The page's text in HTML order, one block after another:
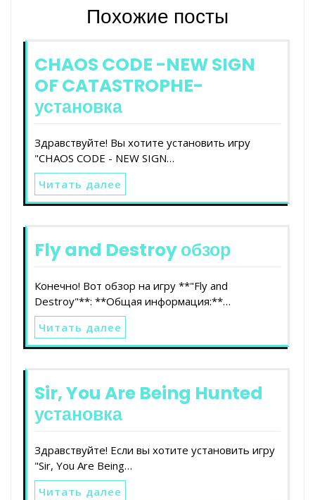
Похожие посты
CHAOS CODE -NEW SIGN
OF CATASTROPHE-
установка
Здравствуйте! Вы хотите установить игру
"CHAOS CODE - NEW SIGN…
Читать далее
Fly and Destroy обзор
Конечно! Вот обзор на игру **"Fly and
Destroy"**: **Общая информация:**…
Читать далее
Sir, You Are Being Hunted
установка
Здравствуйте! Если вы хотите установить игру
"Sir, You Are Being…
Читать далее